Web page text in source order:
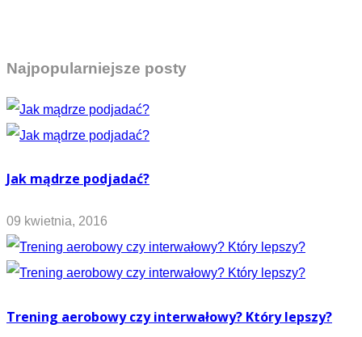
Najpopularniejsze posty
Jak mądrze podjadać?
09 kwietnia, 2016
Trening aerobowy czy interwałowy? Który lepszy?